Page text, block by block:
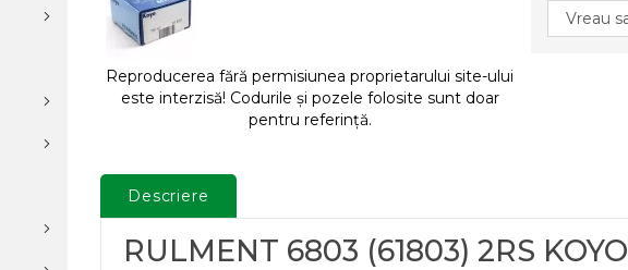
Reproducerea fără permisiunea proprietarului site-ului
este interzisă! Codurile și pozele folosite sunt doar
pentru referință.
Descriere
RULMENT 6803 (61803) 2RS KOYO